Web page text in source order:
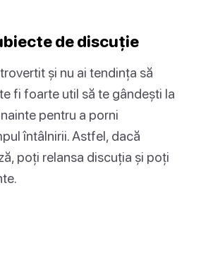
de discuție
și nu ai tendința să
fi foarte util să te gândești la
pentru a porni
întâlnirii. Astfel, dacă
poți relansa discuția și poți